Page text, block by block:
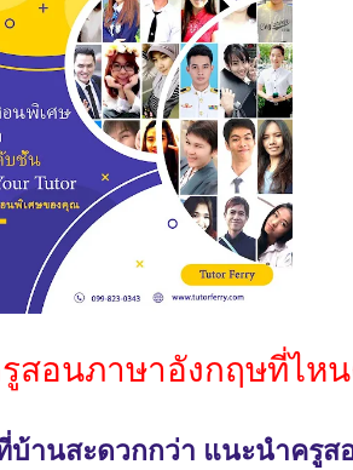
สอนภาษาอังกฤษที่ไห
บ้านสะดวกกว่า แนะนำครู